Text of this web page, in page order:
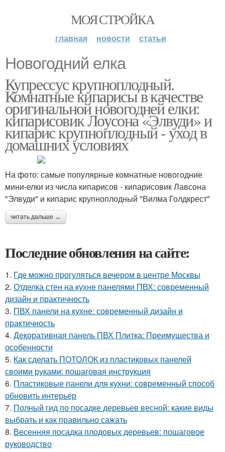
МОЯ СТРОЙКА
главная новости статьи
Новогодний елка
Купрессус крупноплодный.
Комнатные кипарисы в качестве
оригинальной новогодней елки:
кипарисовик Лоусона «Элвуди» и
кипарис крупноплодный - уход в
домашних условиях
На фото: самые популярные комнатные новогодние
мини-елки из числа кипарисов - кипарисовик Лавсона
"Элвуди" и кипарис крупноплодный "Вилма Голдкрест"
читать дальше →
Последние обновления на сайте:
1. Где можно прогуляться вечером в центре Москвы
2. Отделка стен на кухне панелями ПВХ: современный
дизайн и практичность
3. ПВХ панели на кухне: современный дизайн и
практичность
4. Декоративная панель ПВХ Плитка: Преимущества и
особенности
5. Как сделать ПОТОЛОК из пластиковых панелей
своими руками: пошаговая инструкция
6. Пластиковые панели для кухни: современный способ
обновить интерьер
7. Полный гид по посадке деревьев весной: какие виды
выбрать и как правильно сажать
8. Весенняя посадка плодовых деревьев: пошаговое
руководство